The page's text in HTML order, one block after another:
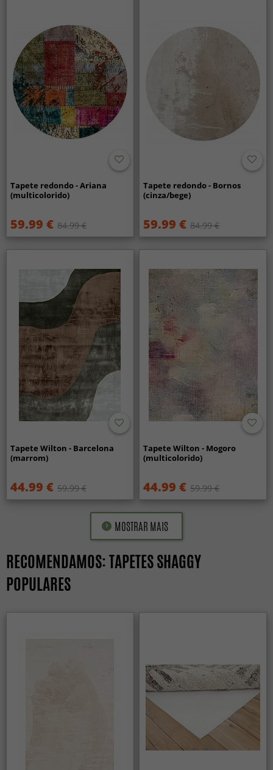
Tapete redondo - Ariana
(multicolorido)
59.99 € 84.99 €
Tapete redondo - Bornos
(cinza/bege)
59.99 € 84.99 €
Tapete Wilton - Barcelona
(marrom)
44.99 € 59.99 €
Tapete Wilton - Mogoro
(multicolorido)
44.99 € 59.99 €
MOSTRAR MAIS
RECOMENDAMOS: TAPETES SHAGGY
POPULARES